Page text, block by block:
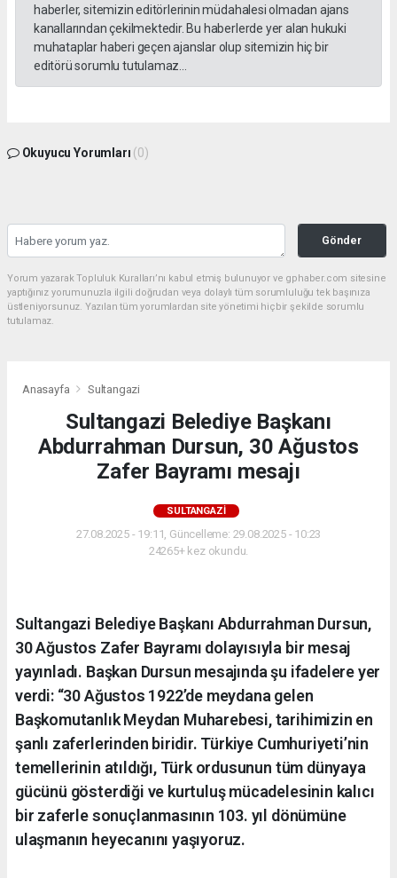
haberler, sitemizin editörlerinin müdahalesi olmadan ajans
kanallarından çekilmektedir. Bu haberlerde yer alan hukuki
muhataplar haberi geçen ajanslar olup sitemizin hiç bir
editörü sorumlu tutulamaz...
Okuyucu Yorumları (0)
Gönder
Yorum yazarak Topluluk Kuralları’nı kabul etmiş bulunuyor ve gphaber.com sitesine
yaptığınız yorumunuzla ilgili doğrudan veya dolaylı tüm sorumluluğu tek başınıza
üstleniyorsunuz. Yazılan tüm yorumlardan site yönetimi hiçbir şekilde sorumlu
tutulamaz.
Anasayfa Sultangazi
Sultangazi Belediye Başkanı
Abdurrahman Dursun, 30 Ağustos
Zafer Bayramı mesajı
SULTANGAZI
27.08.2025 - 19:11, Güncelleme: 29.08.2025 - 10:23
24265+ kez okundu.
Sultangazi Belediye Başkanı Abdurrahman Dursun,
30 Ağustos Zafer Bayramı dolayısıyla bir mesaj
yayınladı. Başkan Dursun mesajında şu ifadelere yer
verdi: “30 Ağustos 1922’de meydana gelen
Başkomutanlık Meydan Muharebesi, tarihimizin en
şanlı zaferlerinden biridir. Türkiye Cumhuriyeti’nin
temellerinin atıldığı, Türk ordusunun tüm dünyaya
gücünü gösterdiği ve kurtuluş mücadelesinin kalıcı
bir zaferle sonuçlanmasının 103. yıl dönümüne
ulaşmanın heyecanını yaşıyoruz.